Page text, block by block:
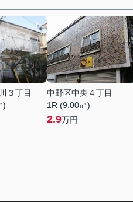
３丁目
)
中野区中央４丁目
1R (9.00㎡)
2.9万円